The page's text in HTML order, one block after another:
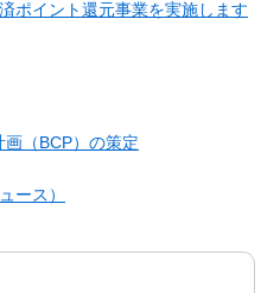
ポイント還元事業を実施します
（BCP）の策定
ース）